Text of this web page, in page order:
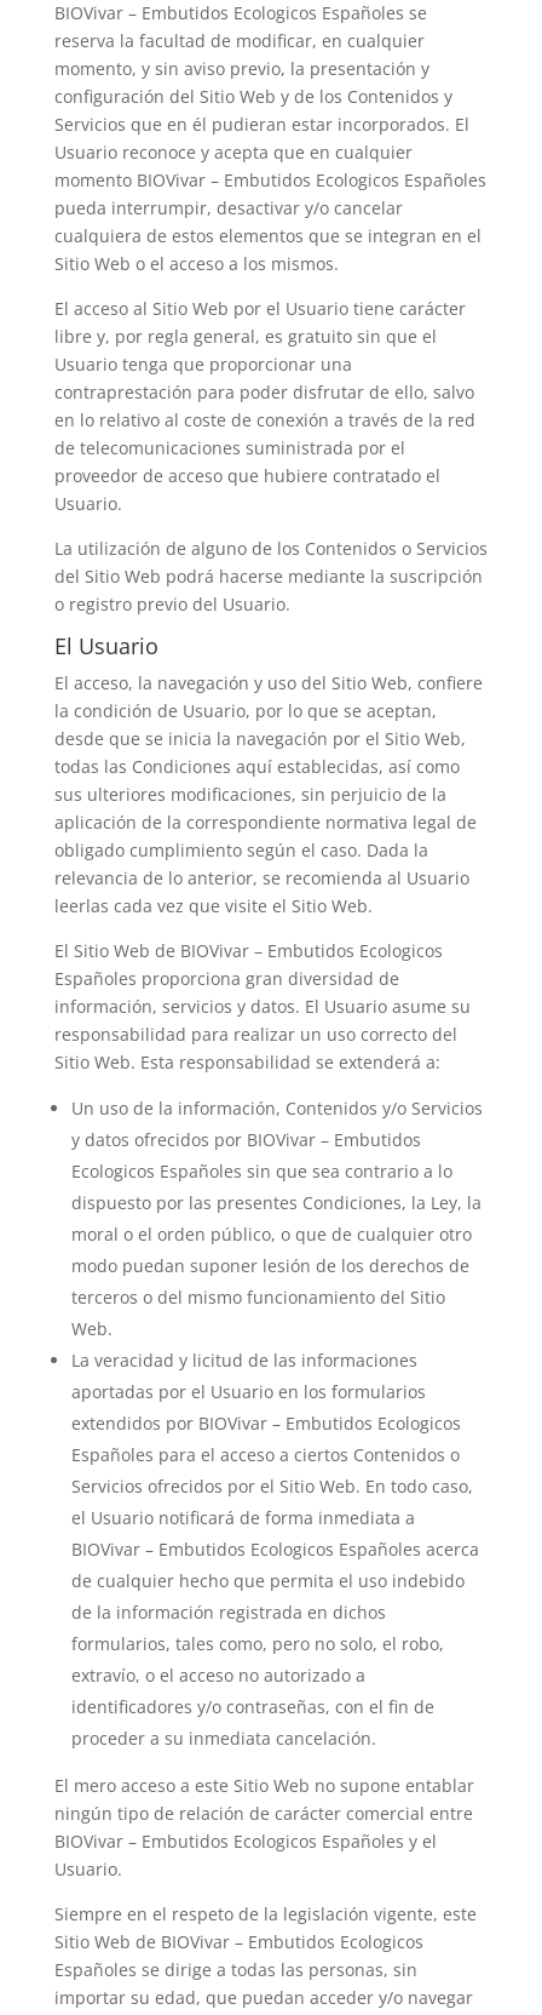
BIOVivar – Embutidos Ecologicos Españoles se
reserva la facultad de modificar, en cualquier
momento, y sin aviso previo, la presentación y
configuración del Sitio Web y de los Contenidos y
Servicios que en él pudieran estar incorporados. El
Usuario reconoce y acepta que en cualquier
momento BIOVivar – Embutidos Ecologicos Españoles
pueda interrumpir, desactivar y/o cancelar
cualquiera de estos elementos que se integran en el
Sitio Web o el acceso a los mismos.
El acceso al Sitio Web por el Usuario tiene carácter
libre y, por regla general, es gratuito sin que el
Usuario tenga que proporcionar una
contraprestación para poder disfrutar de ello, salvo
en lo relativo al coste de conexión a través de la red
de telecomunicaciones suministrada por el
proveedor de acceso que hubiere contratado el
Usuario.
La utilización de alguno de los Contenidos o Servicios
del Sitio Web podrá hacerse mediante la suscripción
o registro previo del Usuario.
El Usuario
El acceso, la navegación y uso del Sitio Web, confiere
la condición de Usuario, por lo que se aceptan,
desde que se inicia la navegación por el Sitio Web,
todas las Condiciones aquí establecidas, así como
sus ulteriores modificaciones, sin perjuicio de la
aplicación de la correspondiente normativa legal de
obligado cumplimiento según el caso. Dada la
relevancia de lo anterior, se recomienda al Usuario
leerlas cada vez que visite el Sitio Web.
El Sitio Web de BIOVivar – Embutidos Ecologicos
Españoles proporciona gran diversidad de
información, servicios y datos. El Usuario asume su
responsabilidad para realizar un uso correcto del
Sitio Web. Esta responsabilidad se extenderá a:
Un uso de la información, Contenidos y/o Servicios
y datos ofrecidos por BIOVivar – Embutidos
Ecologicos Españoles sin que sea contrario a lo
dispuesto por las presentes Condiciones, la Ley, la
moral o el orden público, o que de cualquier otro
modo puedan suponer lesión de los derechos de
terceros o del mismo funcionamiento del Sitio
Web.
La veracidad y licitud de las informaciones
aportadas por el Usuario en los formularios
extendidos por BIOVivar – Embutidos Ecologicos
Españoles para el acceso a ciertos Contenidos o
Servicios ofrecidos por el Sitio Web. En todo caso,
el Usuario notificará de forma inmediata a
BIOVivar – Embutidos Ecologicos Españoles acerca
de cualquier hecho que permita el uso indebido
de la información registrada en dichos
formularios, tales como, pero no solo, el robo,
extravío, o el acceso no autorizado a
identificadores y/o contraseñas, con el fin de
proceder a su inmediata cancelación.
El mero acceso a este Sitio Web no supone entablar
ningún tipo de relación de carácter comercial entre
BIOVivar – Embutidos Ecologicos Españoles y el
Usuario.
Siempre en el respeto de la legislación vigente, este
Sitio Web de BIOVivar – Embutidos Ecologicos
Españoles se dirige a todas las personas, sin
importar su edad, que puedan acceder y/o navegar